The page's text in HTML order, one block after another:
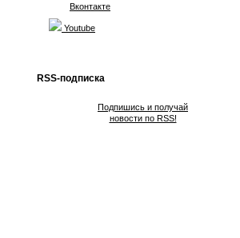
Вконтакте
Youtube
RSS-подписка
Подпишись и получай
новости по RSS!